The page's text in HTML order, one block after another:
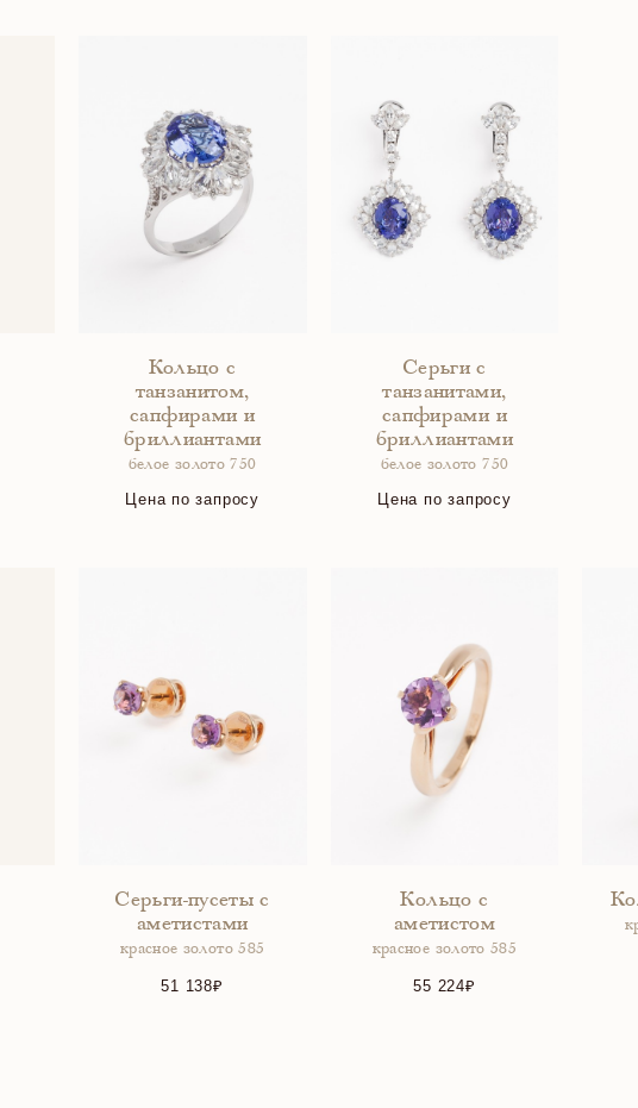
Кольцо с
танзанитом,
сапфирами и
бриллиантами
белое золото 750
Цена по запросу
Серьги с
танзанитами,
сапфирами и
бриллиантами
белое золото 750
Цена по запросу
Серьги-пусеты с
аметистами
красное золото 585
51 138
Кольцо с
аметистом
красное золото 585
55 224